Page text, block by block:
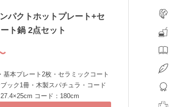
パクトホットプレート+セ
ト鍋 2点セット
基本プレート2枚・セラミックコート
ック1冊・木製スパチュラ・コード
コード：180cm